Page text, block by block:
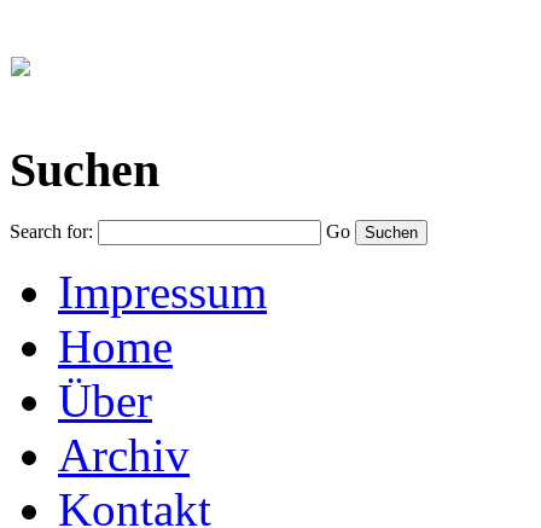
Suchen
Search for: Go
Impressum
Home
Über
Archiv
Kontakt